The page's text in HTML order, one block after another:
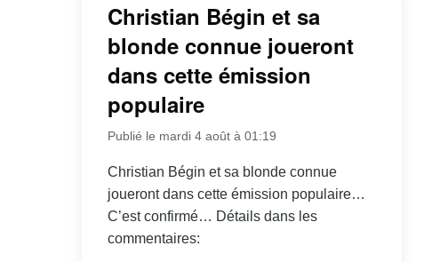
Christian Bégin et sa
blonde connue joueront
dans cette émission
populaire
Publié le mardi 4 août à 01:19
Christian Bégin et sa blonde connue
joueront dans cette émission populaire…
C’est confirmé… Détails dans les
commentaires: